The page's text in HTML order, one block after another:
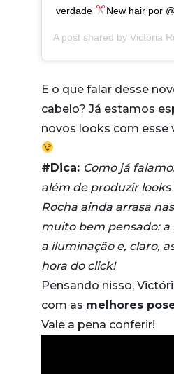
verdade New hair por
A post shared by Victória
E o que falar desse
cabelo? Já estamos
novos looks com esse
#Dica: Como já
além de produzir looks
Rocha ainda arrasa
muito bem pensado: a
a iluminação e, claro,
hora do click!
Pensando nisso,
com as melhores
Vale a pena conferir!